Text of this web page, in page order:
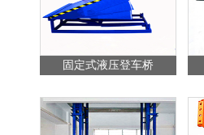
固定式液压登车桥